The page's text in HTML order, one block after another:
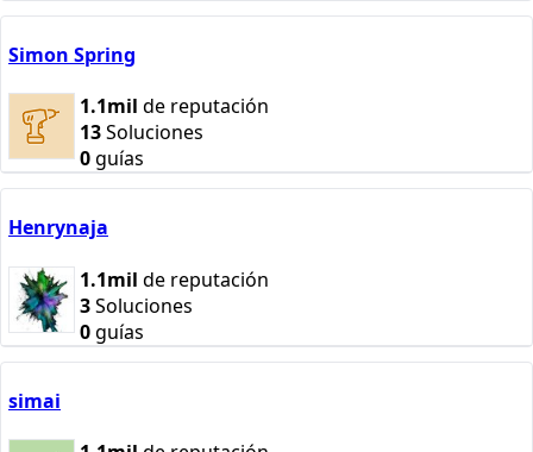
Simon Spring
1.1mil de reputación
13Soluciones
0guías
Henrynaja
1.1mil de reputación
3Soluciones
0guías
simai